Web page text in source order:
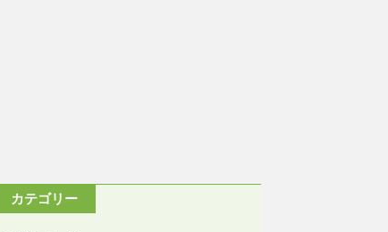
カテゴリー